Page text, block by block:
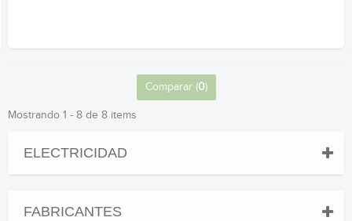
Comparar (0)
Mostrando 1 - 8 de 8 items
ELECTRICIDAD
FABRICANTES